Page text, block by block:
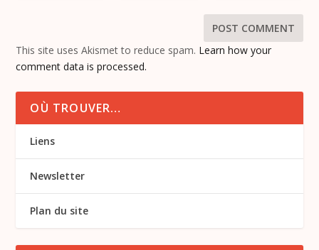
This site uses Akismet to reduce spam. Learn how your
comment data is processed.
OÙ TROUVER…
Liens
Newsletter
Plan du site